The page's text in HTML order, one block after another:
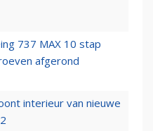
737 MAX 10 stap
afgerond
interieur van nieuwe